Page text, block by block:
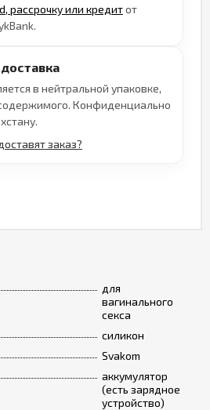
для
вагинального
секса
силикон
Svakom
аккумулятор
(есть зарядное
устройство)
рассрочку или кредитот
в нейтральной упаковке,
Конфиденциально
заказ?